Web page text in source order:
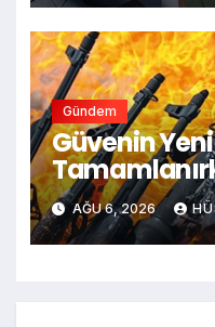
Gündem
Güvenin
Bekleyen 10
AĞU 6, 2026